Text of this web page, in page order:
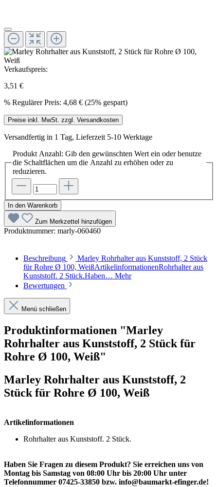
Verkaufspreis:
3,51 €
% Regulärer Preis: 4,68 € (25% gespart)
Preise inkl. MwSt. zzgl. Versandkosten
Versandfertig in 1 Tag, Lieferzeit 5-10 Werktage
Produkt Anzahl: Gib den gewünschten Wert ein oder benutze
die Schaltflächen um die Anzahl zu erhöhen oder zu
reduzieren.
In den Warenkorb
Zum Merkzettel hinzufügen
Produktnummer: marly-060460
Beschreibung
Marley Rohrhalter aus Kunststoff, 2 Stück
für Rohre Ø 100, WeißArtikelinformationenRohrhalter aus
Kunststoff. 2 Stück.Haben… Mehr
Bewertungen
Menü schließen
Produktinformationen "Marley
Rohrhalter aus Kunststoff, 2 Stück für
Rohre Ø 100, Weiß"
Marley Rohrhalter aus Kunststoff, 2
Stück für Rohre Ø 100, Weiß
Artikelinformationen
Rohrhalter aus Kunststoff. 2 Stück.
Haben Sie Fragen zu diesem Produkt? Sie erreichen uns von
Montag bis Samstag von 08:00 Uhr bis 20:00 Uhr unter
Telefonnummer 07425-33850 bzw. info@baumarkt-efinger.de!